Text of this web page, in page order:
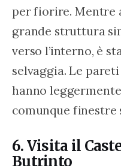
per fiorire. Mentre
grande struttura
verso l’interno, è
selvaggia. Le
hanno
comunque
6. Visita il
Butrinto